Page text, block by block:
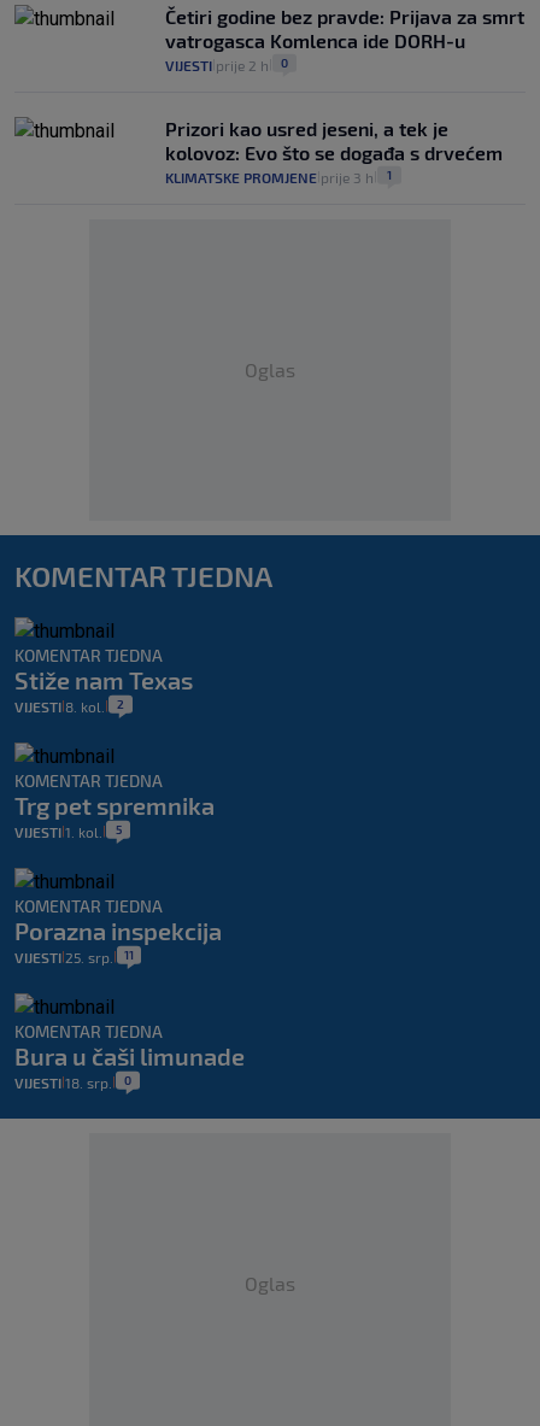
Četiri godine bez pravde: Prijava za smrt
vatrogasca Komlenca ide DORH-u
VIJESTI prije 2 h 0
Prizori kao usred jeseni, a tek je
kolovoz: Evo što se događa s drvećem
KLIMATSKE PROMJENE prije 3 h 1
Oglas
KOMENTAR TJEDNA
KOMENTAR TJEDNA
Stiže nam Texas
VIJESTI 8. kol. 2
KOMENTAR TJEDNA
Trg pet spremnika
VIJESTI 1. kol. 5
KOMENTAR TJEDNA
Porazna inspekcija
VIJESTI 25. srp. 11
KOMENTAR TJEDNA
Bura u čaši limunade
VIJESTI 18. srp. 0
Oglas